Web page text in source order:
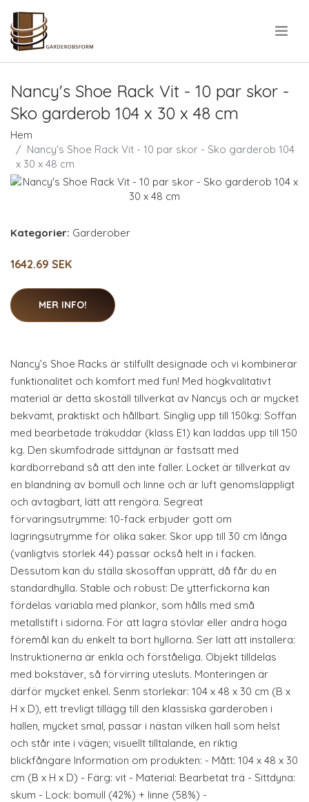
Nancy's Shoe Rack Vit - 10 par skor -
Sko garderob 104 x 30 x 48 cm
Hem
Nancy's Shoe Rack Vit - 10 par skor - Sko garderob 104
x 30 x 48 cm
Kategorier: Garderober
1642.69 SEK
MER INFO!
Nancy’s Shoe Racks är stilfullt designade och vi kombinerar
funktionalitet och komfort med fun! Med högkvalitativt
material är detta skoställ tillverkat av Nancys och är mycket
bekvämt, praktiskt och hållbart. Singlig upp till 150kg: Soffan
med bearbetade träkuddar (klass E1) kan laddas upp till 150
kg. Den skumfodrade sittdynan är fastsatt med
kardborreband så att den inte faller. Locket är tillverkat av
en blandning av bomull och linne och är luft genomsläppligt
och avtagbart, lätt att rengöra. Segreat
förvaringsutrymme: 10-fack erbjuder gott om
lagringsutrymme för olika saker. Skor upp till 30 cm långa
(vanligtvis storlek 44) passar också helt in i facken.
Dessutom kan du ställa skosoffan upprätt, då får du en
standardhylla. Stable och robust: De ytterfickorna kan
fördelas variabla med plankor, som hålls med små
metallstift i sidorna. För att lagra stövlar eller andra höga
föremål kan du enkelt ta bort hyllorna. Ser lätt att installera:
Instruktionerna är enkla och förståeliga. Objekt tilldelas
med bokstäver, så förvirring utesluts. Monteringen är
därför mycket enkel. Senm storlekar: 104 x 48 x 30 cm (B x
H x D), ett trevligt tillägg till den klassiska garderoben i
hallen, mycket smal, passar i nästan vilken hall som helst
och står inte i vägen; visuellt tilltalande, en riktig
blickfångare Information om produkten: - Mått: 104 x 48 x 30
cm (B x H x D) - Färg: vit - Material: Bearbetat trä - Sittdyna:
skum - Lock: bomull (42%) + linne (58%) -